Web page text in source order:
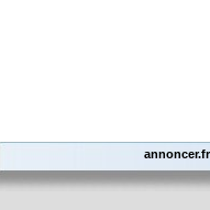
annoncer.fr